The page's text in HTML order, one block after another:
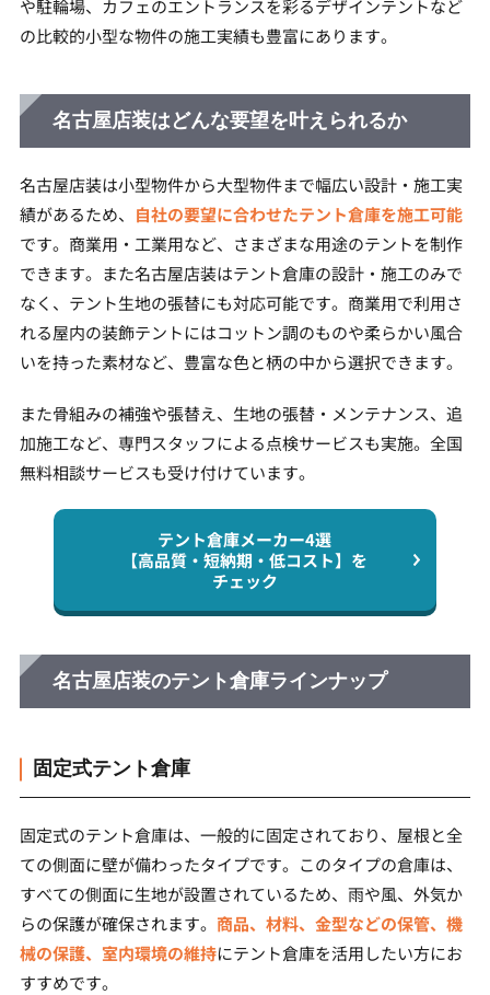
や駐輪場、カフェのエントランスを彩るデザインテントなど
の比較的小型な物件の施工実績も豊富にあります。
名古屋店装はどんな要望を叶えられるか
名古屋店装は小型物件から大型物件まで幅広い設計・施工実
績があるため、 自社の要望に合わせたテント倉庫を施工可能
です。商業用・工業用など、さまざまな用途のテントを制作
できます。また名古屋店装はテント倉庫の設計・施工のみで
なく、テント生地の張替にも対応可能です。商業用で利用さ
れる屋内の装飾テントにはコットン調のものや柔らかい風合
いを持った素材など、豊富な色と柄の中から選択できます。
また骨組みの補強や張替え、生地の張替・メンテナンス、追
加施工など、専門スタッフによる点検サービスも実施。全国
無料相談サービスも受け付けています。
テント倉庫メーカー4選
【高品質・短納期・低コスト】を
チェック
名古屋店装のテント倉庫ラインナップ
固定式テント倉庫
固定式のテント倉庫は、一般的に固定されており、屋根と全
ての側面に壁が備わったタイプです。このタイプの倉庫は、
すべての側面に生地が設置されているため、雨や風、外気か
らの保護が確保されます。 商品、材料、金型などの保管、機
械の保護、室内環境の維持にテント倉庫を活用したい方にお
すすめです。